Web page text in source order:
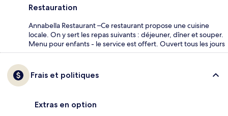
Restauration
Annabella Restaurant –Ce restaurant propose une cuisine
locale. On y sert les repas suivants : déjeuner, dîner et souper.
Menu pour enfants - le service est offert. Ouvert tous les jours
Frais et politiques
Extras en option